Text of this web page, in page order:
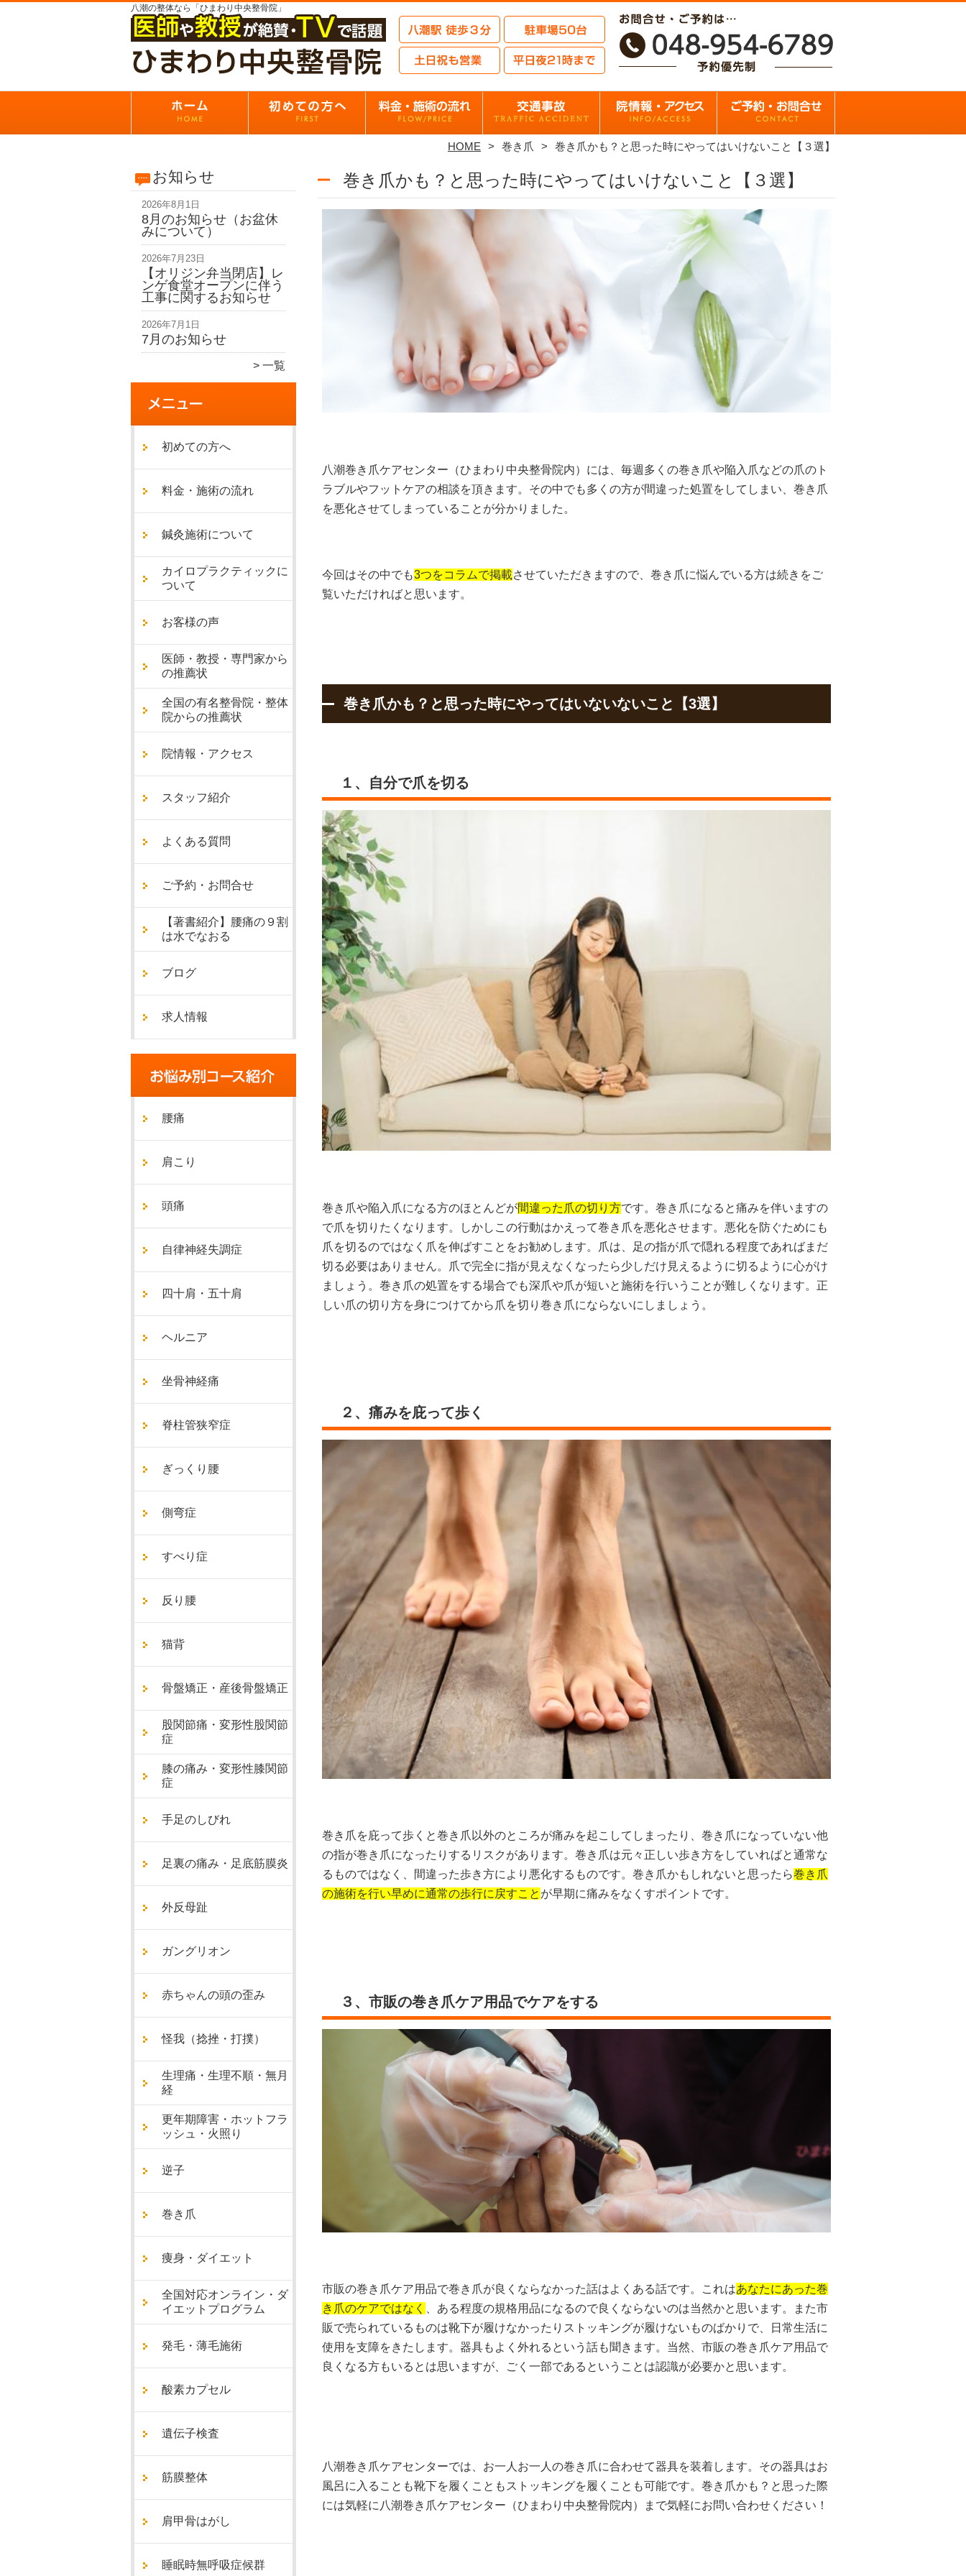
八潮の整体なら「ひまわり中央整骨院」
HOME 巻き爪 巻き爪かも？と思った時にやってはいけないこと【３選】
お知らせ
2026年8月1日
8月のお知らせ（お盆休
みについて）
2026年7月23日
【オリジン弁当閉店】レ
ンゲ食堂オープンに伴う
工事に関するお知らせ
2026年7月1日
7月のお知らせ
一覧
初めての方へ
料金・施術の流れ
鍼灸施術について
カイロプラクティックに
ついて
お客様の声
医師・教授・専門家から
の推薦状
全国の有名整骨院・整体
院からの推薦状
院情報・アクセス
スタッフ紹介
よくある質問
ご予約・お問合せ
【著書紹介】腰痛の９割
は水でなおる
ブログ
求人情報
腰痛
肩こり
頭痛
自律神経失調症
四十肩・五十肩
ヘルニア
坐骨神経痛
脊柱管狭窄症
ぎっくり腰
側弯症
すべり症
反り腰
猫背
骨盤矯正・産後骨盤矯正
股関節痛・変形性股関節
症
膝の痛み・変形性膝関節
症
手足のしびれ
足裏の痛み・足底筋膜炎
外反母趾
ガングリオン
赤ちゃんの頭の歪み
怪我（捻挫・打撲）
生理痛・生理不順・無月
経
更年期障害・ホットフラ
ッシュ・火照り
逆子
巻き爪
痩身・ダイエット
全国対応オンライン・ダ
イエットプログラム
発毛・薄毛施術
酸素カプセル
遺伝子検査
筋膜整体
肩甲骨はがし
睡眠時無呼吸症候群
巻き爪かも？と思った時にやってはいけないこと【３選】
八潮巻き爪ケアセンター（ひまわり中央整骨院内）には、毎週多くの巻き爪や陥入爪などの爪のト
ラブルやフットケアの相談を頂きます。その中でも多くの方が間違った処置をしてしまい、巻き爪
を悪化させてしまっていることが分かりました。
今回はその中でも3つをコラムで掲載させていただきますので、巻き爪に悩んでいる方は続きをご
覧いただければと思います。
巻き爪かも？と思った時にやってはいないないこと【3選】
１、自分で爪を切る
巻き爪や陥入爪になる方のほとんどが間違った爪の切り方です。巻き爪になると痛みを伴いますの
で爪を切りたくなります。しかしこの行動はかえって巻き爪を悪化させます。悪化を防ぐためにも
爪を切るのではなく爪を伸ばすことをお勧めします。爪は、足の指が爪で隠れる程度であればまだ
切る必要はありません。爪で完全に指が見えなくなったら少しだけ見えるように切るように心がけ
ましょう。巻き爪の処置をする場合でも深爪や爪が短いと施術を行いうことが難しくなります。正
しい爪の切り方を身につけてから爪を切り巻き爪にならないにしましょう。
２、痛みを庇って歩く
巻き爪を庇って歩くと巻き爪以外のところが痛みを起こしてしまったり、巻き爪になっていない他
の指が巻き爪になったりするリスクがあります。巻き爪は元々正しい歩き方をしていればと通常な
るものではなく、間違った歩き方により悪化するものです。巻き爪かもしれないと思ったら巻き爪
の施術を行い早めに通常の歩行に戻すこと が早期に痛みをなくすポイントです。
３、市販の巻き爪ケア用品でケアをする
市販の巻き爪ケア用品で巻き爪が良くならなかった話はよくある話です。これはあなたにあった巻
き爪のケアではなく
、ある程度の規格用品になるので良くならないのは当然かと思います。また市
販で売られているものは靴下が履けなかったりストッキングが履けないものばかりで、日常生活に
使用を支障をきたします。器具もよく外れるという話も聞きます。当然、市販の巻き爪ケア用品で
良くなる方もいるとは思いますが、ごく一部であるということは認識が必要かと思います。
八潮巻き爪ケアセンターでは、お一人お一人の巻き爪に合わせて器具を装着します。その器具はお
風呂に入ることも靴下を履くこともストッキングを履くことも可能です。巻き爪かも？と思った際
には気軽に八潮巻き爪ケアセンター（ひまわり中央整骨院内）まで気軽にお問い合わせください！